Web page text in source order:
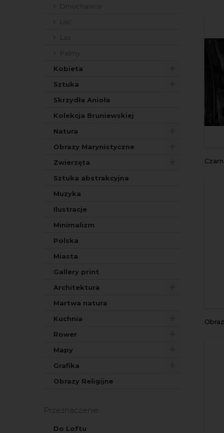
Dmuchawce
Liść
Las
Palmy
Kobieta
Sztuka
Skrzydła Anioła
Kolekcja Bruniewskiej
Natura
Obrazy Marynistyczne
Zwierzęta
Sztuka abstrakcyjna
Muzyka
Ilustracje
Minimalizm
Polska
Miasta
Gallery print
Architektura
Martwa natura
Kuchnia
Rower
Mapy
Grafika
Obrazy Religijne
Przeznaczenie
Do Loftu